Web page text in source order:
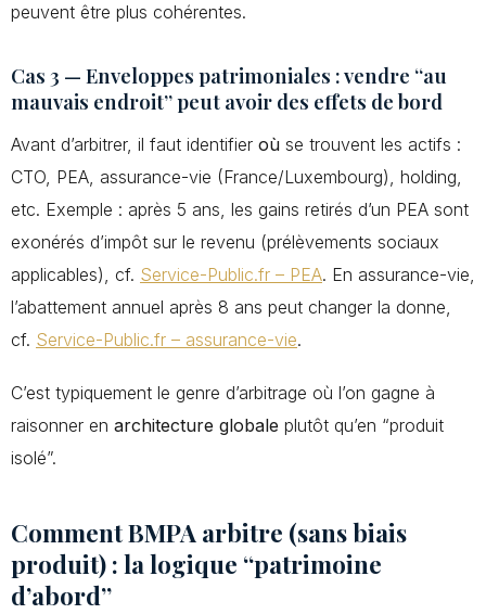
peuvent être plus cohérentes.
Cas 3 — Enveloppes patrimoniales : vendre “au
mauvais endroit” peut avoir des effets de bord
Avant d’arbitrer, il faut identifier où se trouvent les actifs :
CTO, PEA, assurance-vie (France/Luxembourg), holding,
etc. Exemple : après 5 ans, les gains retirés d’un PEA sont
exonérés d’impôt sur le revenu (prélèvements sociaux
applicables), cf. Service-Public.fr – PEA. En assurance-vie,
l’abattement annuel après 8 ans peut changer la donne,
cf. Service-Public.fr – assurance-vie.
C’est typiquement le genre d’arbitrage où l’on gagne à
raisonner en architecture globale plutôt qu’en “produit
isolé”.
Comment BMPA arbitre (sans biais
produit) : la logique “patrimoine
d’abord”